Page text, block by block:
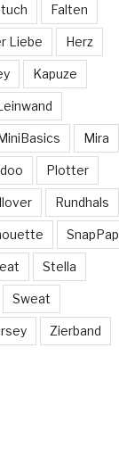
Falten
Liebe Herz
Kapuze
Mira
Plotter
Rundhals
SnapPap
Stella
Sweat
Zierband